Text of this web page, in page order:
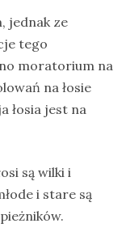
jednak ze
tego
moratorium na
na łosie
łosia jest na
są wilki i
i stare są